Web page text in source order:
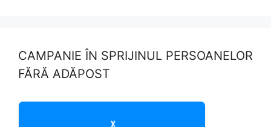
k
CAMPANIE ÎN SPRIJINUL PERSOANELOR
FĂRĂ ADĂPOST